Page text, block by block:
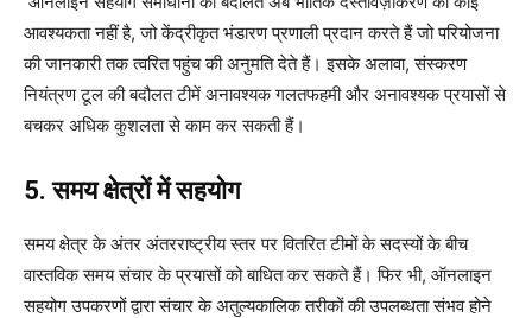
आवश्यकता नहीं है, जो केंद्रीकृत भंडारण प्रणाली प्रदान करते हैं जो परियोजना
की जानकारी तक त्वरित पहुंच की अनुमति देते हैं। इसके अलावा, संस्करण
नियंत्रण टूल की बदौलत टीमें अनावश्यक गलतफहमी और अनावश्यक प्रयासों से
बचकर अधिक कुशलता से काम कर सकती हैं।
5. समय क्षेत्रों में सहयोग
समय क्षेत्र के अंतर अंतरराष्ट्रीय स्तर पर वितरित टीमों के सदस्यों के बीच
वास्तविक समय संचार के प्रयासों को बाधित कर सकते हैं। फिर भी, ऑनलाइन
सहयोग उपकरणों द्वारा संचार के अतुल्यकालिक तरीकों की उपलब्धता संभव होने